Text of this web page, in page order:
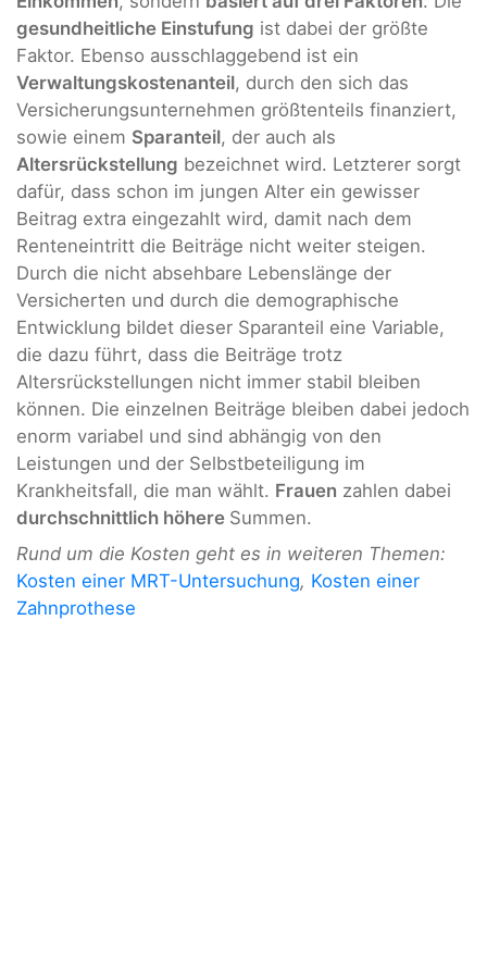
gesundheitliche Einstufung ist dabei der größte
Faktor. Ebenso ausschlaggebend ist ein
Verwaltungskostenanteil, durch den sich das
Versicherungsunternehmen größtenteils finanziert,
sowie einem Sparanteil, der auch als
Altersrückstellung bezeichnet wird. Letzterer sorgt
dafür, dass schon im jungen Alter ein gewisser
Beitrag extra eingezahlt wird, damit nach dem
Renteneintritt die Beiträge nicht weiter steigen.
Durch die nicht absehbare Lebenslänge der
Versicherten und durch die demographische
Entwicklung bildet dieser Sparanteil eine Variable,
die dazu führt, dass die Beiträge trotz
Altersrückstellungen nicht immer stabil bleiben
können. Die einzelnen Beiträge bleiben dabei jedoch
enorm variabel und sind abhängig von den
Leistungen und der Selbstbeteiligung im
Krankheitsfall, die man wählt. Frauen zahlen dabei
durchschnittlich höhere Summen.
Rund um die Kosten geht es in weiteren Themen:
Kosten einer MRT-Untersuchung, Kosten einer
Zahnprothese